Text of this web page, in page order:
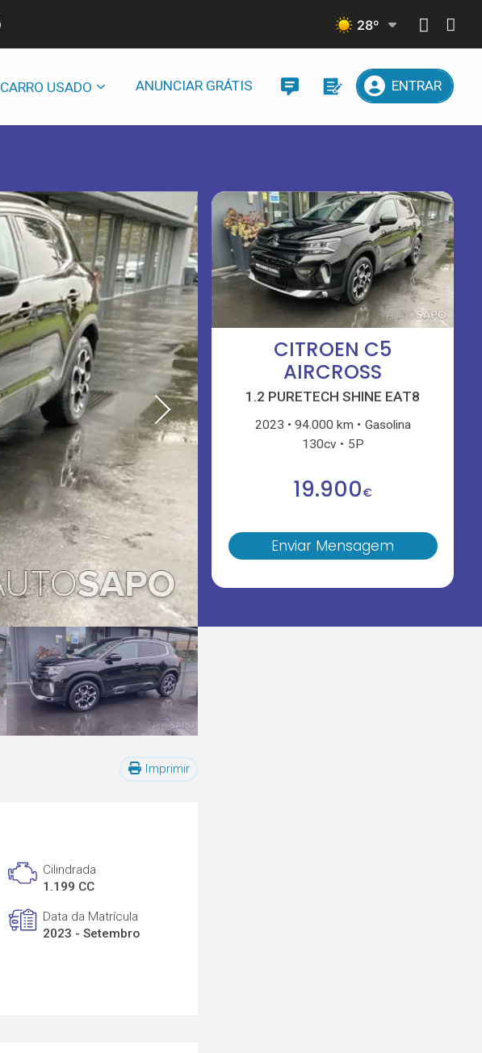
28º
CARRO USADO ANUNCIAR GRÁTIS ENTRAR
CITROEN C5
AIRCROSS
1.2 PURETECH SHINE EAT8
2023 94.000 km
Gasolina
130cv
5P
19.900€
Enviar Mensagem
Imprimir
Cilindrada
1.199 CC
Data da Matrícula
2023 - Setembro